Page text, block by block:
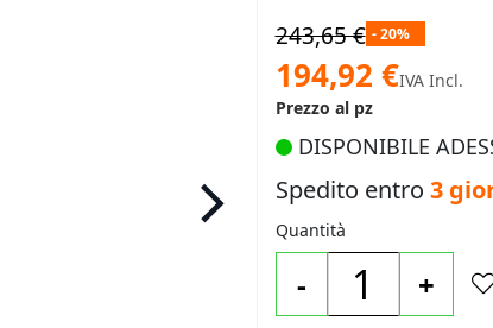
243,65 € - 20%
Prezzo
speciale
194,92 €IVA Incl.
Prezzo al pz
DISPONIBILE
Spedito entro 3
Quantità
- +